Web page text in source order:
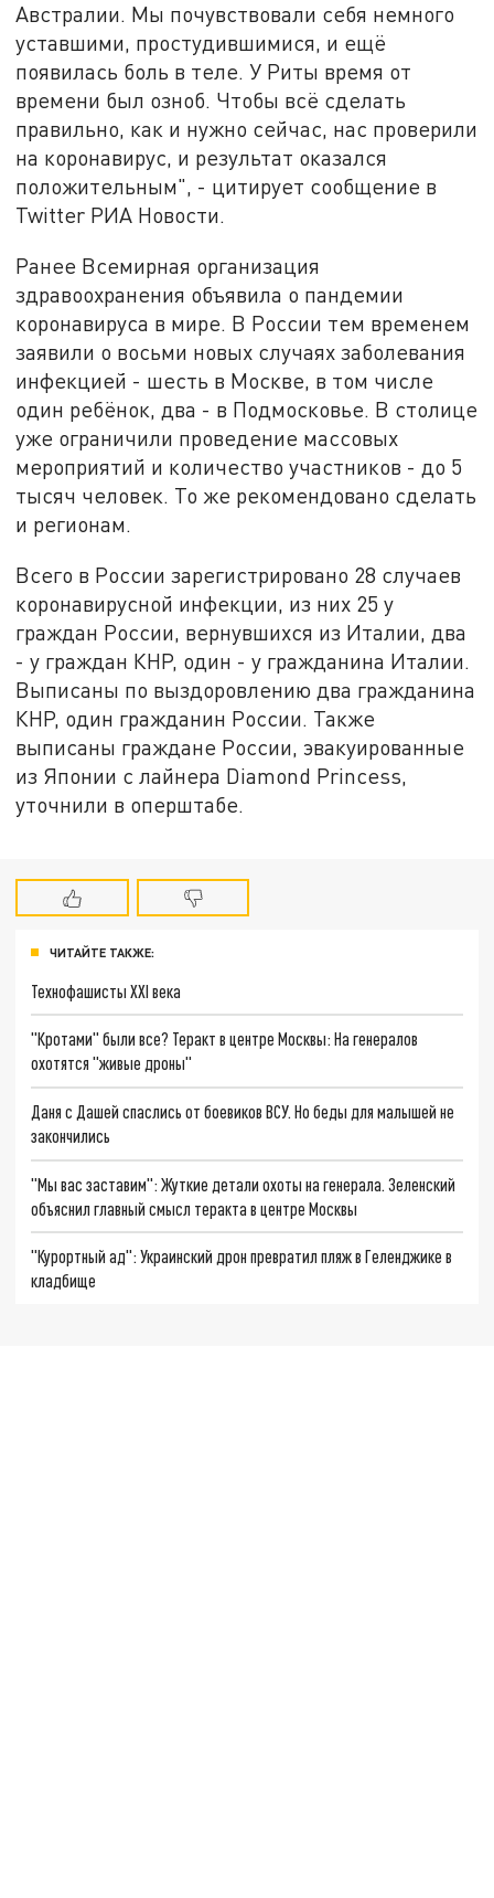
Австралии. Мы почувствовали себя немного
уставшими, простудившимися, и ещё
появилась боль в теле. У Риты время от
времени был озноб. Чтобы всё сделать
правильно, как и нужно сейчас, нас проверили
на коронавирус, и результат оказался
положительным", - цитирует сообщение в
Twitter РИА Новости.
Ранее Всемирная организация
здравоохранения объявила о пандемии
коронавируса в мире. В России тем временем
заявили о восьми новых случаях заболевания
инфекцией - шесть в Москве, в том числе
один ребёнок, два - в Подмосковье. В столице
уже ограничили проведение массовых
мероприятий и количество участников - до 5
тысяч человек. То же рекомендовано сделать
и регионам.
Всего в России зарегистрировано 28 случаев
коронавирусной инфекции, из них 25 у
граждан России, вернувшихся из Италии, два
- у граждан КНР, один - у гражданина Италии.
Выписаны по выздоровлению два гражданина
КНР, один гражданин России. Также
выписаны граждане России, эвакуированные
из Японии с лайнера Diamond Princess,
уточнили в оперштабе.
ЧИТАЙТЕ ТАКЖЕ:
Технофашисты XXI века
"Кротами" были все? Теракт в центре Москвы: На генералов
охотятся "живые дроны"
Даня с Дашей спаслись от боевиков ВСУ. Но беды для малышей не
закончились
"Мы вас заставим": Жуткие детали охоты на генерала. Зеленский
объяснил главный смысл теракта в центре Москвы
"Курортный ад": Украинский дрон превратил пляж в Геленджике в
кладбище